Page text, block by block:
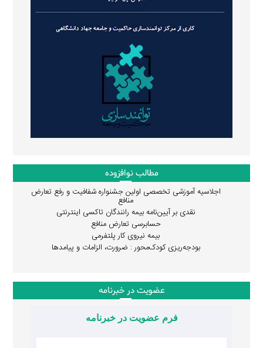
مطالب نوافزوده
اجلاسیه آموزشی تخصصی اولین جشنواره شفافیت و رفع تعارض
منافع
نقدی بر آیین‌نامه بیمه رانندگان تاکسی اینترنتی
حسابرسی تعارض منافع
بیمه نیروی کار پلتفرمی
بودجه‌ریزی کودک‌محور : ضرورت، الزامات و پیامدها
عضویت در خبرنامه
فرم عضویت در خبرنامه